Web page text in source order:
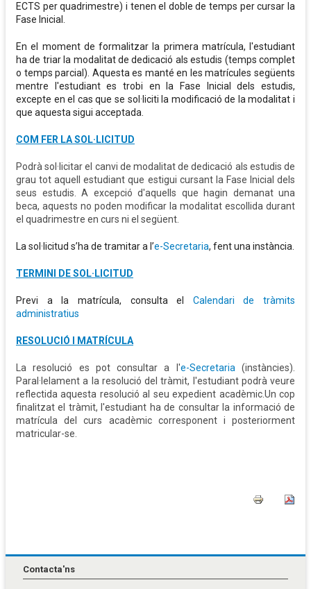
ECTS per quadrimestre) i tenen el doble de temps per cursar la
Fase Inicial.
En el moment de formalitzar la primera matrícula, l'estudiant
ha de triar la modalitat de dedicació als estudis (temps complet
o temps parcial). Aquesta es manté en les matrícules següents
mentre l'estudiant es trobi en la Fase Inicial dels estudis,
excepte en el cas que se sol·liciti la modificació de la modalitat i
que aquesta sigui acceptada.
COM FER LA SOL·LICITUD
Podrà sol·licitar el canvi de modalitat de dedicació als estudis de
grau tot aquell estudiant que estigui cursant la Fase Inicial dels
seus estudis. A excepció d'aquells que hagin demanat una
beca, aquests no poden modificar la modalitat escollida durant
el quadrimestre en curs ni el següent.
La sol·licitud s’ha de tramitar a l’e-Secretaria, fent una instància.
TERMINI DE SOL·LICITUD
Previ a la matrícula, consulta el Calendari de tràmits
administratius
RESOLUCIÓ I MATRÍCULA
La resolució es pot consultar a l'e-Secretaria(instàncies).
Paral·lelament a la resolució del tràmit, l'estudiant podrà veure
reflectida aquesta resolució al seu expedient acadèmic.Un cop
finalitzat el tràmit, l'estudiant ha de consultar la informació de
matrícula del curs acadèmic corresponent i posteriorment
matricular-se.
Contacta'ns